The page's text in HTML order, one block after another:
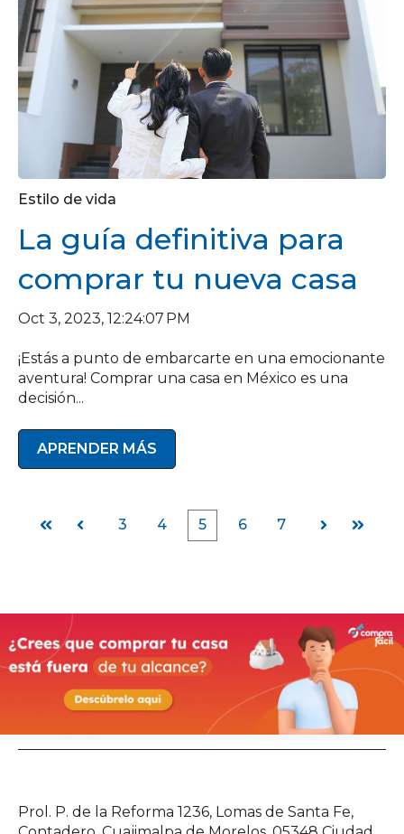
Estilo de vida
La guía definitiva para
comprar tu nueva casa
Oct 3, 2023, 12:24:07 PM
¡Estás a punto de embarcarte en una emocionante
aventura! Comprar una casa en México es una
decisión...
APRENDER MÁS
PrimeraAnterior
3 4 5 6 7
Siguiente
Última
Prol. P. de la Reforma 1236, Lomas de Santa Fe,